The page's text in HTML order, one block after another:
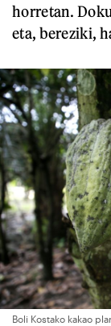
horretan.
eta, bereziki,
Boli Kostako kakao